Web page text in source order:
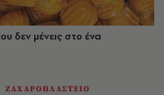
δεν μένεις στο ένα
ΖΑΧΑΡΟΠΛΑΣΤΕΙΟ